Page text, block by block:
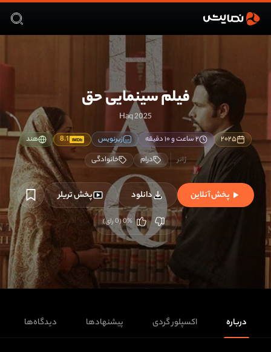
فیلم سینمایی حق
Haq 2025
۲۰۲۵ ۲ ساعت و ۱۰ دقیقه زیرنویس IMDb
8.1
هند
درام
خانوادگی
پخش آنلاین دانلود پخش تریلر
0%
(
0رای)
درباره اکسپلور گردی پیشنهادها دیدگاه‌ها